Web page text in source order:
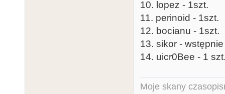
10. lopez - 1szt.
11. perinoid - 1szt.
12. bocianu - 1szt.
13. sikor -
14. uicr0Bee - 1
Moje skany